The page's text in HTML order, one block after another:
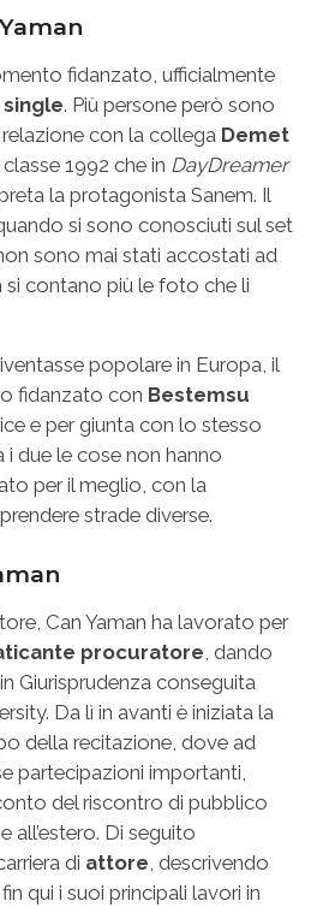
fidanzato, ufficialmente
single. Più persone però sono
con la collega Demet
classe 1992 che in DayDreamer
la protagonista Sanem. Il
si sono conosciuti sul set
sono mai stati accostati ad
si contano più le foto che li
popolare in Europa, il
fidanzato con Bestemsu
e per giunta con lo stesso
due le cose non hanno
per il meglio, con la
strade diverse.
Can Yaman ha lavorato per
procuratore, dando
Giurisprudenza conseguita
Da lì in avanti è iniziata la
della recitazione, dove ad
partecipazioni importanti,
del riscontro di pubblico
all’estero. Di seguito
di attore, descrivendo
qui i suoi principali lavori in